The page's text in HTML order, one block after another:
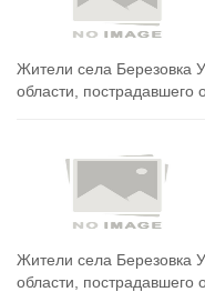
Жители села Березовка
области, пострадавшего
Жители села Березовка
области, пострадавшего